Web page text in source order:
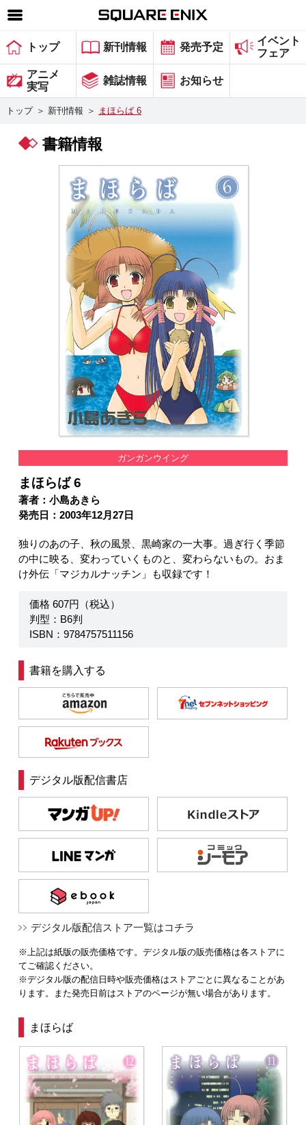
SQUARE ENIX 公式サイトメニュー
ゲーム
マガジン＆ブックス
グッズ
会社情報 採用情報
スクウェア・エニックス サイト内検索
トップ 新刊情報 発売予定
イベント
フェア
アニメ
実写
雑誌情報 お知らせ
トップ ＞ 新刊情報 ＞ まほらば 6
書籍情報
ガンガンウイング
まほらば 6
著者：小島あきら
発売日：2003年12月27日
独りのあの子、秋の風景、黒崎家の一大事。過ぎ行く季節
の中に映る、変わっていくものと、変わらないもの。おま
け外伝「マジカルナッチン」も収録です！
価格 607円（税込）
判型：B6判
ISBN：9784757511156
書籍を購入する
デジタル版配信書店
デジタル版配信ストア一覧はコチラ
※上記は紙版の販売価格です。デジタル版の販売価格は各ストアに
てご確認ください。
※デジタル版の配信日時や販売価格はストアごとに異なることがあ
ります。また発売日前はストアのページが無い場合があります。
まほらば